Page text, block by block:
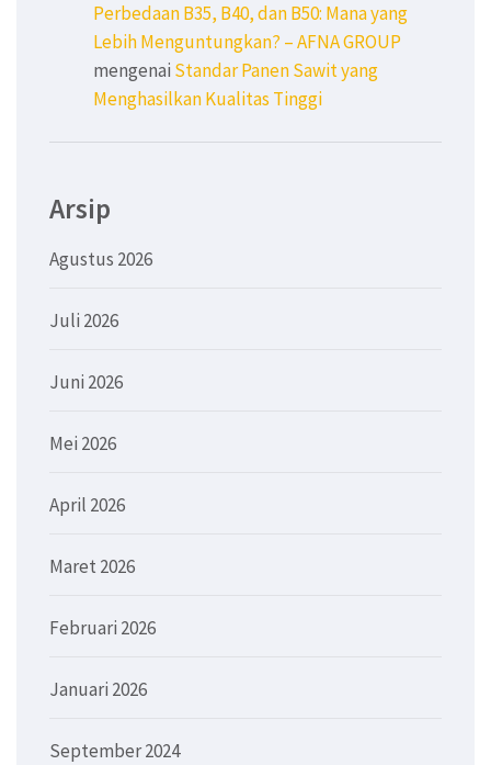
Perbedaan B35, B40, dan B50: Mana yang
Lebih Menguntungkan? – AFNA GROUP
mengenai Standar Panen Sawit yang
Menghasilkan Kualitas Tinggi
Arsip
Agustus 2026
Juli 2026
Juni 2026
Mei 2026
April 2026
Maret 2026
Februari 2026
Januari 2026
September 2024